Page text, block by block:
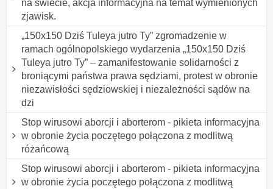
na świecie, akcja informacyjna na temat wymienionych
zjawisk.
„150x150 Dziś Tuleya jutro Ty” zgromadzenie w
ramach ogólnopolskiego wydarzenia „150x150 Dziś
Tuleya jutro Ty” – zamanifestowanie solidarności z
broniącymi państwa prawa sędziami, protest w obronie
niezawisłości sędziowskiej i niezależności sądów na
dzi
Stop wirusowi aborcji i aborterom - pikieta informacyjna
w obronie życia poczętego połączona z modlitwą
różańcową
Stop wirusowi aborcji i aborterom - pikieta informacyjna
w obronie życia poczętego połączona z modlitwą